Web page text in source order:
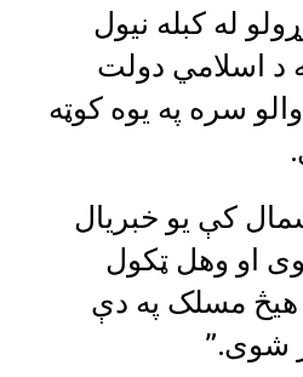
له کبله نیول
د اسلامي دولت
سره په یوه کوټه
کې یو خبریال
او وهل ټکول
هیڅ مسلک په دې
شوی.”